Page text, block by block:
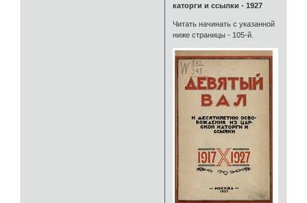
каторги и ссылки - 1927
Читать начинать с указанной
ниже страницы - 105-й.